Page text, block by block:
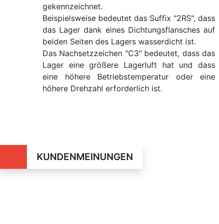
gekennzeichnet.
Beispielsweise bedeutet das Suffix "2RS", dass
das Lager dank eines Dichtungsflansches auf
beiden Seiten des Lagers wasserdicht ist.
Das Nachsetzzeichen "C3" bedeutet, dass das
Lager eine größere Lagerluft hat und dass
eine höhere Betriebstemperatur oder eine
höhere Drehzahl erforderlich ist.
KUNDENMEINUNGEN